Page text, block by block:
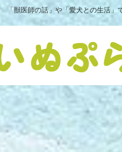
「獣医師の話」や「愛犬との生活」